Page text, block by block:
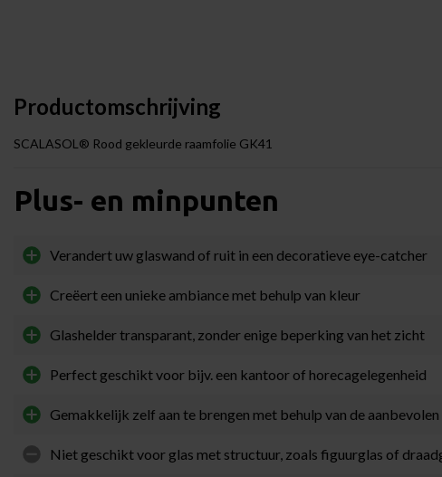
Productomschrijving
SCALASOL® Rood gekleurde raamfolie GK41
Plus- en minpunten
Verandert uw glaswand of ruit in een decoratieve eye-catcher
Creëert een unieke ambiance met behulp van kleur
Glashelder transparant, zonder enige beperking van het zicht
Perfect geschikt voor bijv. een kantoor of horecagelegenheid
Gemakkelijk zelf aan te brengen met behulp van de
Niet geschikt voor glas met structuur, zoals figuurglas of